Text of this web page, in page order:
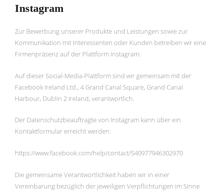
Instagram
Zur Bewerbung unserer Produkte und Leistungen sowie zur
Kommunikation mit Interessenten oder Kunden betreiben wir eine
Firmenpräsenz auf der Plattform Instagram.
Auf dieser Social-Media-Plattform sind wir gemeinsam mit der
Facebook Ireland Ltd., 4 Grand Canal Square, Grand Canal
Harbour, Dublin 2 Ireland, verantwortlich.
Der Datenschutzbeauftragte von Instagram kann über ein
Kontaktformular erreicht werden:
https://www.facebook.com/help/contact/540977946302970
Die gemeinsame Verantwortlichkeit haben wir in einer
Vereinbarung bezüglich der jeweiligen Verpflichtungen im Sinne